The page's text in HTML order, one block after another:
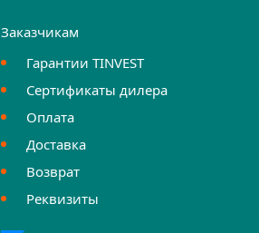
Заказчикам
Гарантии TINVEST
Сертификаты дилера
Оплата
Доставка
Возврат
Реквизиты